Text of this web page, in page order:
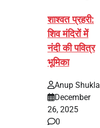
शाश्वत प्रहरी:
शिव मंदिरों में
नंदी की पवित्र
भूमिका
Anup Shukla
December
26, 2025
0